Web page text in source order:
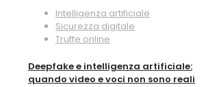
Intelligenza artificiale
Sicurezza digitale
Truffe online
Deepfake e intelligenza artificiale:
quando video e voci non sono reali